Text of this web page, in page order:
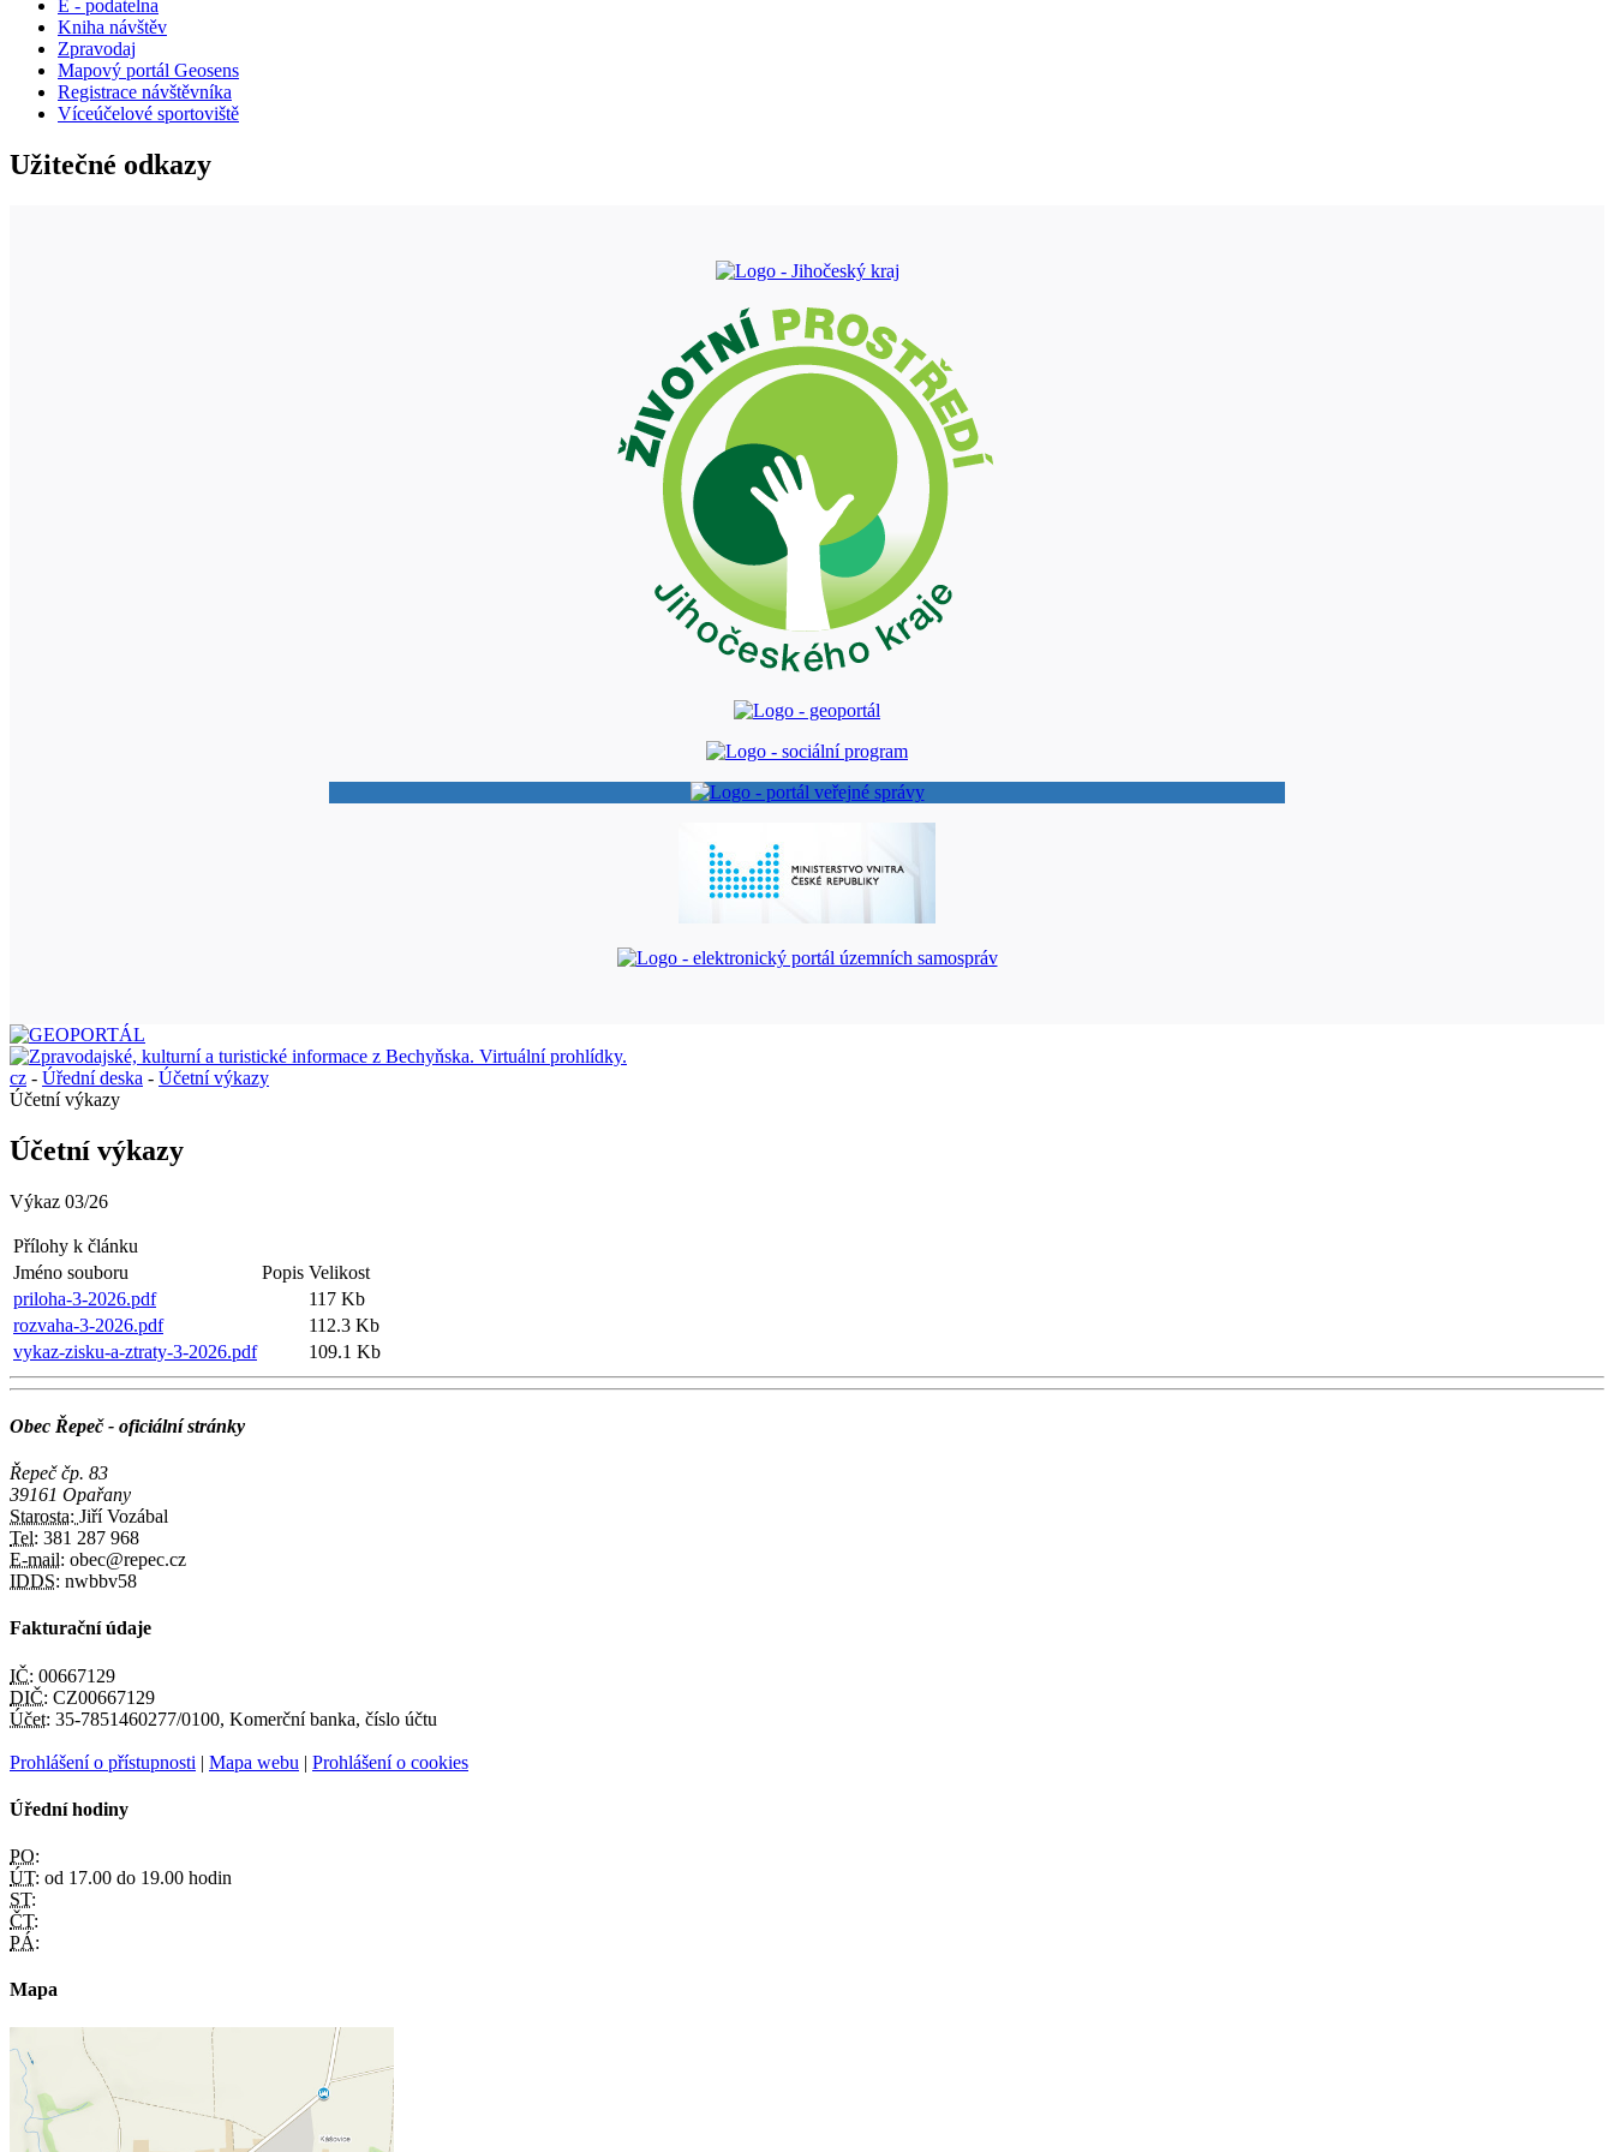
E - podatelna
Kniha návštěv
Zpravodaj
Mapový portál Geosens
Registrace návštěvníka
Víceúčelové sportoviště
Užitečné odkazy
cz - Úřední deska - Účetní výkazy
Účetní výkazy
Účetní výkazy
Výkaz 03/26
Přílohy k článku
Jméno souboru
Popis Velikost
priloha-3-2026.pdf
117 Kb
rozvaha-3-2026.pdf
112.3 Kb
vykaz-zisku-a-ztraty-3-2026.pdf
109.1 Kb
Obec Řepeč - oficiální stránky
Řepeč čp. 83
39161 Opařany
Starosta: Jiří Vozábal
Tel: 381 287 968
E-mail: obec@repec.cz
IDDS: nwbbv58
Fakturační údaje
IČ: 00667129
DIČ: CZ00667129
Účet: 35-7851460277/0100, Komerční banka, číslo účtu
Prohlášení o přístupnosti | Mapa webu | Prohlášení o cookies
Úřední hodiny
PO:
ÚT: od 17.00 do 19.00 hodin
ST:
ČT:
PÁ:
Mapa